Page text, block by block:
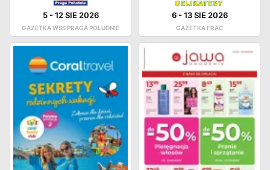
5-12 SIE 2026
GAZETKA WSS PRAGA POŁUDNIE
6-13 SIE 2026
GAZETKA FRAC